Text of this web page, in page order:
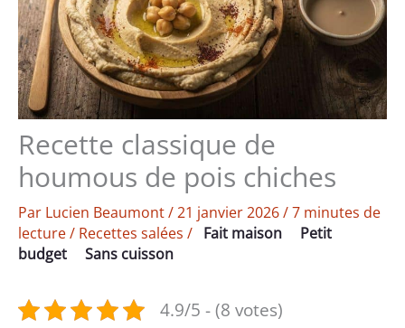
Recette classique de
houmous de pois chiches
Par Lucien Beaumont/21 janvier 2026/7 minutes de
lecture/ Recettes salées / Fait maison
Petit
budget
Sans cuisson
4.9/5 - (8 votes)